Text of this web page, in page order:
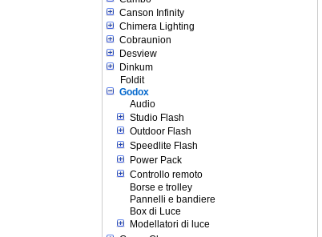
Canson Infinity
Chimera Lighting
Cobraunion
Desview
Dinkum
Foldit
Godox
Audio
Studio Flash
Outdoor Flash
Speedlite Flash
Power Pack
Controllo remoto
Borse e trolley
Pannelli e bandiere
Box di Luce
Modellatori di luce